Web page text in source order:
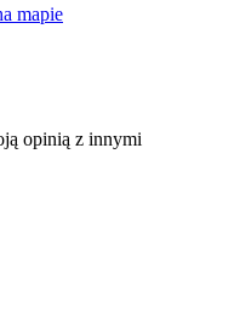
mapie
opinią z innymi